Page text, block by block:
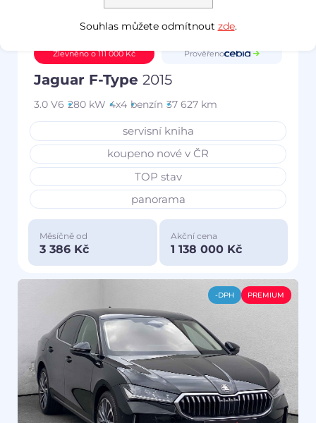
Zlevněno o 111 000 Kč Prověřeno
Jaguar F-Type 2015
3.0 V6 280 kW 4x4 benzín 37 627 km
servisní kniha
koupeno nové v ČR
TOP stav
panorama
Měsíčně od
3 386 Kč
Akční cena
1 138 000 Kč
-DPH PREMIUM
Souhlas můžete odmítnout zde.